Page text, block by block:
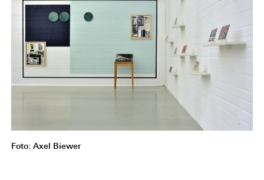
Foto: Axel Biewer